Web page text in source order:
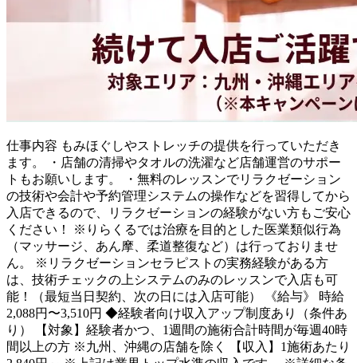
仕事内容 もみほぐしやストレッチの提供を行っていただき
ます。 ・店舗の清掃やタオルの洗濯など店舗運営のサポー
トもお願いします。 ・無料のレッスンでリラクゼーション
の技術や会計や予約管理システムの操作などを習得してから
入店できるので、リラクゼーションの経験がない方もご安心
ください！ ※りらくるでは治療を目的とした医業類似行為
（マッサージ、あん摩、柔道整復など）は行っておりませ
ん。 ※リラクゼーションセラピストの実務経験がある方
は、技術チェックの上システムのみのレッスンで入店も可
能！（最短当日契約、次の日には入店可能） 《給与》 時給
2,088円〜3,510円 ◆経験者向け収入アップ制度あり（条件あ
り） 【対象】経験者かつ、1週間の施術合計時間が毎週40時
間以上の方 ※九州、沖縄の店舗を除く 【収入】1施術あたり